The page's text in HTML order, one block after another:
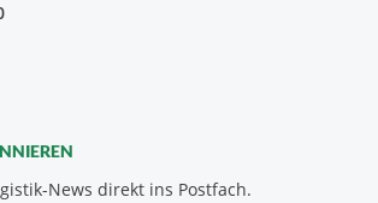
News direkt ins Postfach.